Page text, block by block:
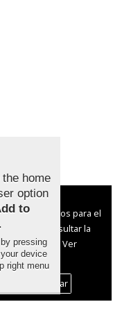
en
para
del Gobierno
lobo a Bruselas
cookies:
y de terceros para el
Puedes consultar la
Ver
y Cookies
Personalizar
home
option
to
.
pressing
device
right menu